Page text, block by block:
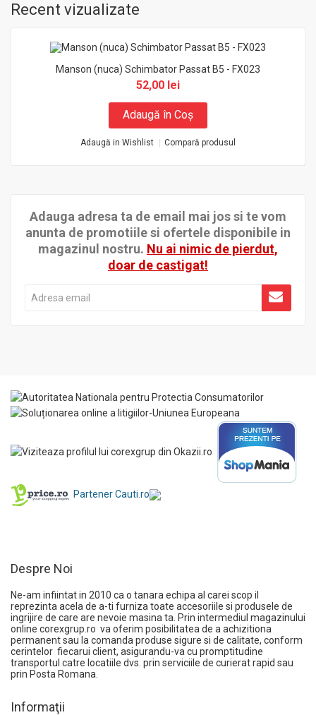
Recent vizualizate
Manson (nuca) Schimbator Passat B5 - FX023
52,00 lei
Adaugă în Coş
Adaugă in Wishlist Compară produsul
Adauga adresa ta de email mai jos si te vom
anunta de promotiile si ofertele disponibile in
magazinul nostru. Nu ai nimic de pierdut,
doar de castigat!
Partener Cauti.ro
Despre Noi
Ne-am infiintat in 2010 ca o tanara echipa al carei scop il
reprezinta acela de a-ti furniza toate accesoriile si produsele de
ingrijire de care are nevoie masina ta. Prin intermediul magazinului
online corexgrup.ro va oferim posibilitatea de a achizitiona
permanent sau la comanda produse sigure si de calitate, conform
cerintelor fiecarui client, asigurandu-va cu promptitudine
transportul catre locatiile dvs. prin serviciile de curierat rapid sau
prin Posta Romana.
Informaţii